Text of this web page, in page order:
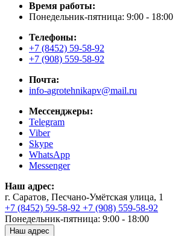
Время работы:
Понедельник-пятница: 9:00 - 18:00
Телефоны:
+7 (8452) 59-58-92
+7 (908) 559-58-92
Почта:
info-agrotehnikapv@mail.ru
Мессенджеры:
Telegram
Viber
Skype
WhatsApp
Messenger
Наш адрес:
г. Саратов, Песчано-Умётская улица, 1
+7 (8452) 59-58-92 +7 (908) 559-58-92
Понедельник-пятница: 9:00 - 18:00
Наш адрес